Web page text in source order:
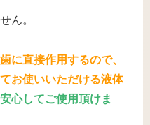
ん。
に直接作用するので、
お使いいただける液体
心してご使用頂けま